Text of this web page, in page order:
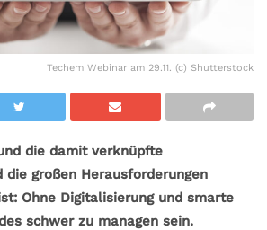
Techem Webinar am 29.11. (c) Shutterstock
die damit verknüpfte
die großen Herausforderungen
Ohne Digitalisierung und smarte
schwer zu managen sein.